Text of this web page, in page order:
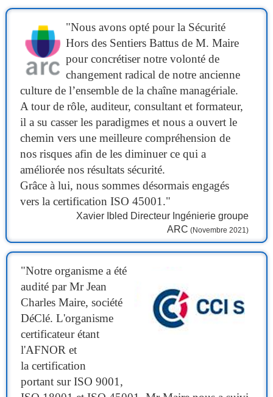
"Nous avons opté pour la Sécurité
Hors des Sentiers Battus de M. Maire
pour concrétiser notre volonté de
changement radical de notre ancienne
culture de l’ensemble de la chaîne managériale.
A tour de rôle, auditeur, consultant et formateur,
il a su casser les paradigmes et nous a ouvert le
chemin vers une meilleure compréhension de
nos risques afin de les diminuer ce qui a
améliorée nos résultats sécurité.
Grâce à lui, nous sommes désormais engagés
vers la certification ISO 45001."
Xavier Ibled Directeur Ingénierie groupe
ARC (Novembre 2021)
"Notre organisme a été
audité par Mr Jean
Charles Maire, société
DéClé. L'organisme
certificateur étant
l'AFNOR et
la certification
portant sur ISO 9001,